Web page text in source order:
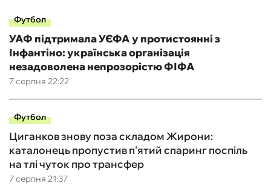
Футбол
7 серпня 22:22
УАФ підтримала УЄФА у протистоянні з
Інфантіно: українська організація
незадоволена непрозорістю ФІФА
Футбол
7 серпня 21:37
Циганков знову поза складом Жирони:
каталонець пропустив п'ятий спаринг поспіль
на тлі чуток про трансфер